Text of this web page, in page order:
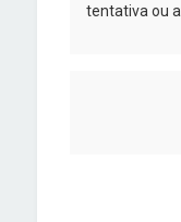
tentativa ou